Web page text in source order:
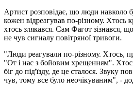
Артист розповідає, що люди навколо
кожен відреагував по-різному. Хтось
хтось злякався. Сам Фагот зізнався,
не чув сигналу повітряної тривоги.
"Люди реагували по-різному. Хтось,
"От і нас з бойовим хрещенням". Хтось
біг до під'їзду, де це сталося. Звуку
чув, тому все було неочікуваним", -